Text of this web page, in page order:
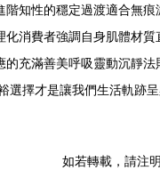
知性的穩定過渡適合無
化消費者強調自身肌體
充滿善美呼吸靈動沉靜
擇才是讓我們生活軌跡
如若轉載，請注